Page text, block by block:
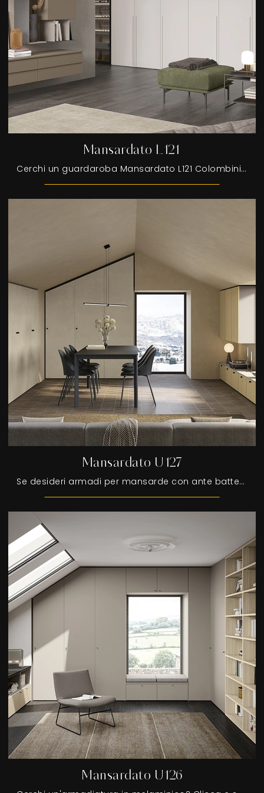
Mansardato L121
Cerchi un guardaroba Mansardato L121 Colombini Casa? Clicca subito! Gli armadi su misura con ante battenti ti aspettano.
Mansardato U127
Se desideri armadi per mansarde con ante battenti, clicca e scopri l'armadio Mansardato U127 di Colombini Casa in melaminico.
Mansardato U126